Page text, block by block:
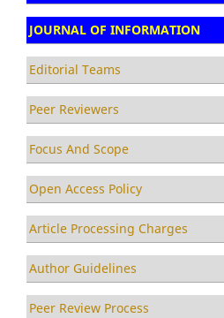
JOURNAL OF INFORMATION
Editorial Teams
Peer Reviewers
Focus And Scope
Open Access Policy
Article Processing Charges
Author Guidelines
Peer Review Process